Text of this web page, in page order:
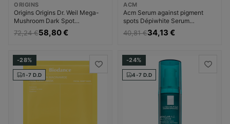
ORIGINS
Origins Origins Dr. Weil Mega-
Mushroom Dark Spot
Brightening Serum Pigmentinių
dėmių šalinimo priemonė
72,24 €58,80 €
ACM
Acm Serum against pigment
spots Dépiwhite Serum
Pigmentinių dėmių šalinimo
priemonė Moterims
40,81 €34,13 €
-28%
1-7 D.D
-24%
4-7 D.D